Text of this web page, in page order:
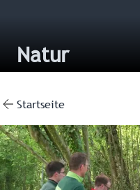
Natur
Startseite